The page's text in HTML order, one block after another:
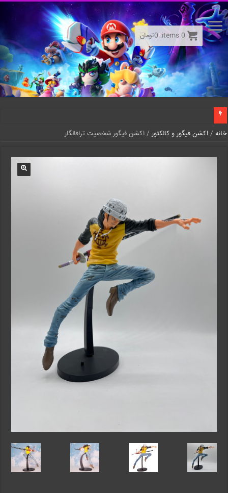
خانه /اکشن فیگور و کالکتور / اکشن فیگور شخصیت ترافالگار
0
items:
0تومان